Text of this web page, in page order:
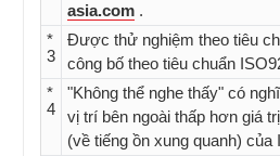
asia.com .
*
3
Được thử nghiệm theo tiêu
công bố theo tiêu chuẩn
*
4
"Không thể nghe thấy" có
vị trí bên ngoài thấp hơn giá
(về tiếng ồn xung quanh) của